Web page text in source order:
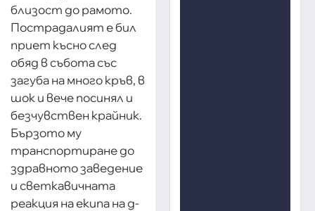
близост до рамото.
Пострадалият е бил
приет късно след
обяд в събота със
загуба на много кръв, в
шок и вече посинял и
безчувствен крайник.
Бързото му
транспортиране до
здравното заведение
и светкавичната
реакция на екипа на д-